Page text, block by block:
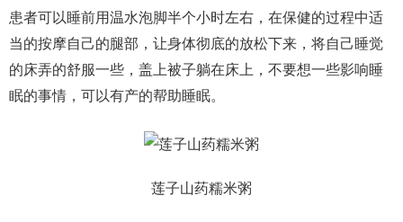
患者可以睡前用温水泡脚半个小时左右，在保健的过程中适
当的按摩自己的腿部，让身体彻底的放松下来，将自己睡觉
的床弄的舒服一些，盖上被子躺在床上，不要想一些影响睡
眠的事情，可以有产的帮助睡眠。
莲子山药糯米粥